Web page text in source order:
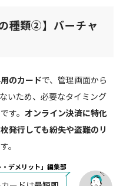
種類②】バーチャ
のカードで、管理画面から
いため、必要なタイミング
す。 オンライン決済に特化
発行しても紛失や盗難のリ
。
・デメリット」編集部